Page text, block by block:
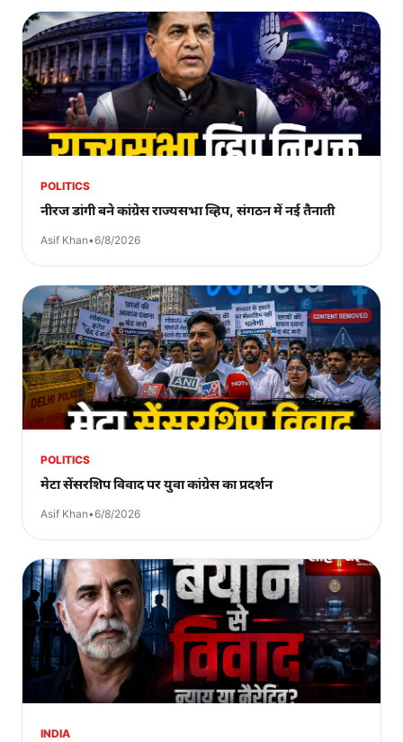
POLITICS
नीरज डांगी बने कांग्रेस राज्यसभा व्हिप, संगठन में नई तैनाती
Asif Khan•6/8/2026
POLITICS
मेटा सेंसरशिप विवाद पर युवा कांग्रेस का प्रदर्शन
Asif Khan•6/8/2026
INDIA